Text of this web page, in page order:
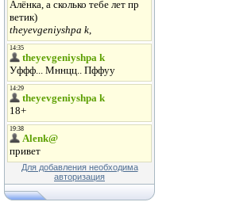
Для добавления необходима
авторизация